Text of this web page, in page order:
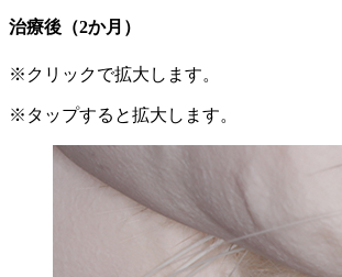
治療後（2か月）
※クリックで拡大します。
※タップすると拡大します。